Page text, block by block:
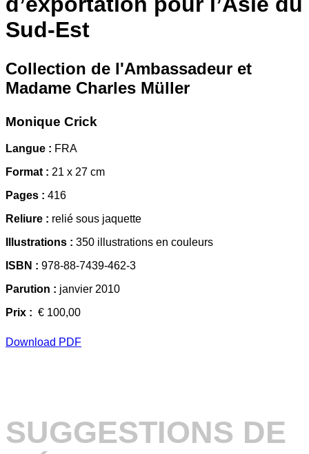
Sud-Est
Collection de l'Ambassadeur et
Madame Charles Müller
Monique Crick
Langue : FRA
Format : 21 x 27 cm
Pages : 416
Reliure : relié sous jaquette
Illustrations : 350 illustrations en couleurs
ISBN : 978-88-7439-462-3
Parution : janvier 2010
Prix : € 100,00
Download PDF
SUGGESTIONS DE